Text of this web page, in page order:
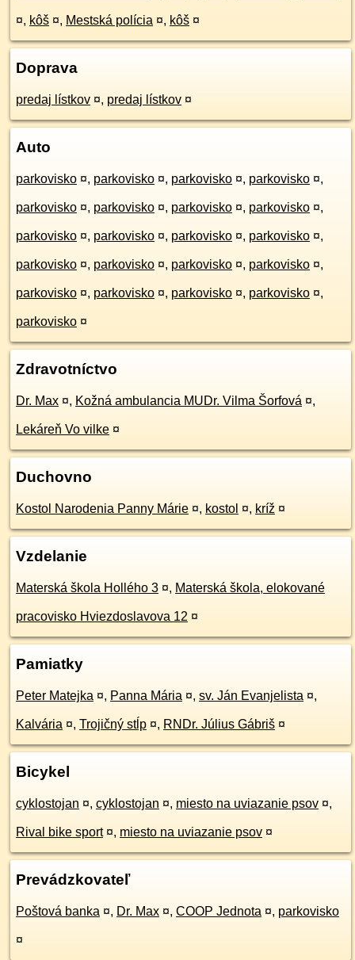
¤, kôš ¤, Mestská polícia ¤, kôš ¤
Doprava
predaj lístkov ¤, predaj lístkov ¤
Auto
parkovisko ¤, parkovisko ¤, parkovisko ¤, parkovisko ¤,
parkovisko ¤, parkovisko ¤, parkovisko ¤, parkovisko ¤,
parkovisko ¤, parkovisko ¤, parkovisko ¤, parkovisko ¤,
parkovisko ¤, parkovisko ¤, parkovisko ¤, parkovisko ¤,
parkovisko ¤, parkovisko ¤, parkovisko ¤, parkovisko ¤,
parkovisko ¤
Zdravotníctvo
Dr. Max ¤, Kožná ambulancia MUDr. Vilma Šorfová ¤,
Lekáreň Vo vilke ¤
Duchovno
Kostol Narodenia Panny Márie ¤, kostol ¤, kríž ¤
Vzdelanie
Materská škola Hollého 3 ¤, Materská škola, elokované
pracovisko Hviezdoslavova 12 ¤
Pamiatky
Peter Matejka ¤, Panna Mária ¤, sv. Ján Evanjelista ¤,
Kalvária ¤, Trojičný stĺp ¤, RNDr. Július Gábriš ¤
Bicykel
cyklostojan ¤, cyklostojan ¤, miesto na uviazanie psov ¤,
Rival bike sport ¤, miesto na uviazanie psov ¤
Prevádzkovateľ
Poštová banka ¤, Dr. Max ¤, COOP Jednota ¤, parkovisko
¤